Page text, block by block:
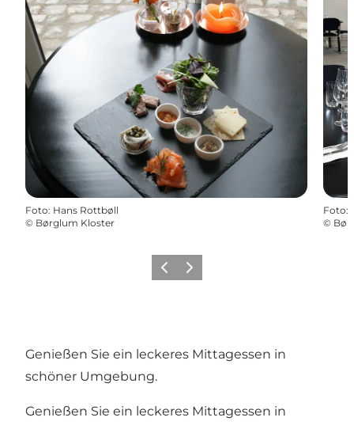
Foto: Hans Rottbøll
© Børglum Kloster
Foto:
©
ZurückWeiter
Genießen Sie ein leckeres Mittagessen in
schöner Umgebung.
Genießen Sie ein leckeres Mittagessen in